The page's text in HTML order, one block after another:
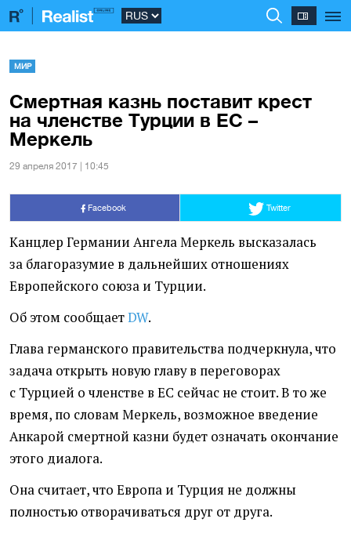
МИР
Смертная казнь поставит крест
на членстве Турции в ЕС –
Меркель
29 апреля 2017 | 10:45
Facebook Twitter
Канцлер Германии Ангела Меркель высказалась
за благоразумие в дальнейших отношениях
Европейского союза и Турции.
Об этом сообщаетDW.
Глава германского правительства подчеркнула, что
задача открыть новую главу в переговорах
с Турцией о членстве в ЕС сейчас не стоит. В то же
время, по словам Меркель, возможное введение
Анкарой смертной казни будет означать окончание
этого диалога.
Она считает, что Европа и Турция не должны
полностью отворачиваться друг от друга.